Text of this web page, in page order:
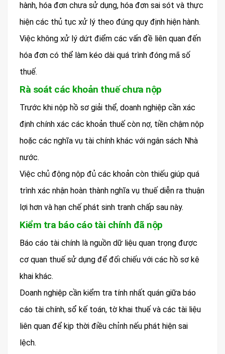
hành, hóa đơn chưa sử dụng, hóa đơn sai sót và thực
hiện các thủ tục xử lý theo đúng quy định hiện hành.
Việc không xử lý dứt điểm các vấn đề liên quan đến
hóa đơn có thể làm kéo dài quá trình đóng mã số
thuế.
Rà soát các khoản thuế chưa nộp
Trước khi nộp hồ sơ giải thể, doanh nghiệp cần xác
định chính xác các khoản thuế còn nợ, tiền chậm nộp
hoặc các nghĩa vụ tài chính khác với ngân sách Nhà
nước.
Việc chủ động nộp đủ các khoản còn thiếu giúp quá
trình xác nhận hoàn thành nghĩa vụ thuế diễn ra thuận
lợi hơn và hạn chế phát sinh tranh chấp sau này.
Kiểm tra báo cáo tài chính đã nộp
Báo cáo tài chính là nguồn dữ liệu quan trọng được
cơ quan thuế sử dụng để đối chiếu với các hồ sơ kê
khai khác.
Doanh nghiệp cần kiểm tra tính nhất quán giữa báo
cáo tài chính, sổ kế toán, tờ khai thuế và các tài liệu
liên quan để kịp thời điều chỉnh nếu phát hiện sai
lệch.